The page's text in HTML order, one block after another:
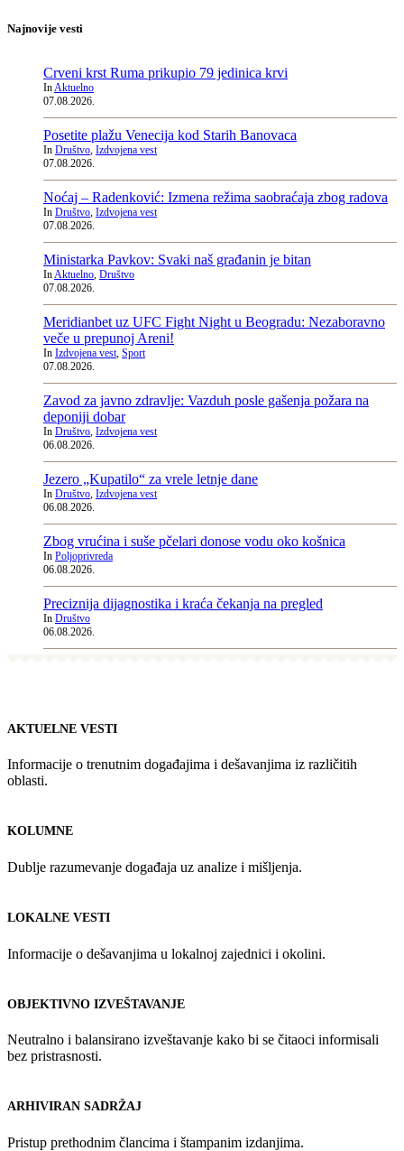
Najnovije vesti
Crveni krst Ruma prikupio 79 jedinica krvi
InAktuelno
07.08.2026.
Posetite plažu Venecija kod Starih Banovaca
In Društvo, Izdvojena vest
07.08.2026.
Noćaj – Radenković: Izmena režima saobraćaja zbog radova
In Društvo, Izdvojena vest
07.08.2026.
Ministarka Pavkov: Svaki naš građanin je bitan
InAktuelno, Društvo
07.08.2026.
Meridianbet uz UFC Fight Night u Beogradu: Nezaboravno
veče u prepunoj Areni!
In Izdvojena vest, Sport
07.08.2026.
Zavod za javno zdravlje: Vazduh posle gašenja požara na
deponiji dobar
In Društvo, Izdvojena vest
06.08.2026.
Jezero „Kupatilo“ za vrele letnje dane
In Društvo, Izdvojena vest
06.08.2026.
Zbog vrućina i suše pčelari donose vodu oko košnica
In Poljoprivreda
06.08.2026.
Preciznija dijagnostika i kraća čekanja na pregled
In Društvo
06.08.2026.
AKTUELNE VESTI
Informacije o trenutnim događajima i dešavanjima iz različitih
oblasti.
KOLUMNE
Dublje razumevanje događaja uz analize i mišljenja.
LOKALNE VESTI
Informacije o dešavanjima u lokalnoj zajednici i okolini.
OBJEKTIVNO IZVEŠTAVANJE
Neutralno i balansirano izveštavanje kako bi se čitaoci informisali
bez pristrasnosti.
ARHIVIRAN SADRŽAJ
Pristup prethodnim člancima i štampanim izdanjima.